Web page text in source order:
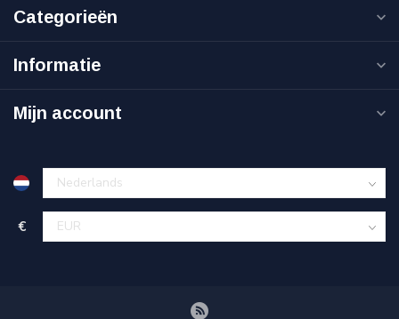
Categorieën
Informatie
Mijn account
€